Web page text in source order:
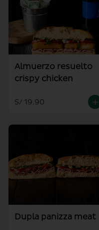
Almuerzo resuelto
crispy chicken
S/ 19.90
Dupla panizza meat